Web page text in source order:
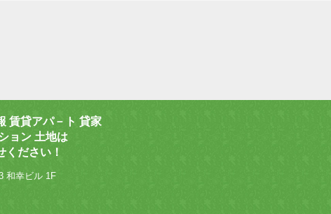
賃貸アパ－ト 貸家
ョン 土地は
ください！
和幸ビル 1F